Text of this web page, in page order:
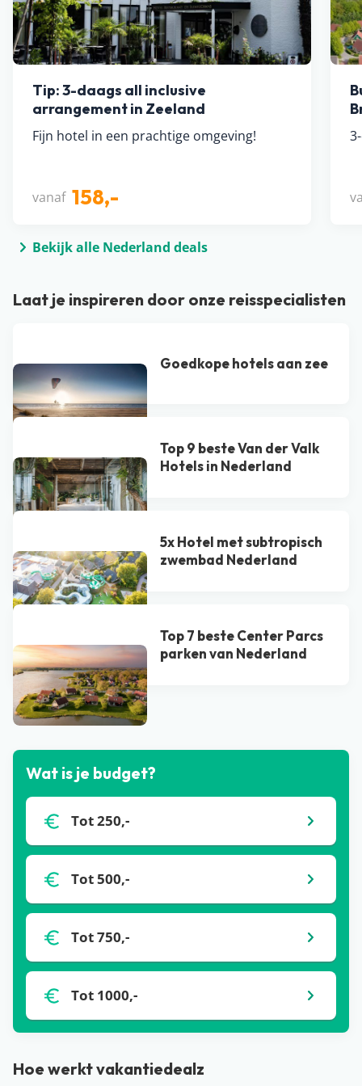
Tip: 3-daags all inclusive
arrangement in Zeeland
Fijn hotel in een prachtige omgeving!
vanaf 158,-
Bekijk alle Nederland deals
Laat je inspireren door onze reisspecialisten
Goedkope hotels aan zee
Top 9 beste Van der Valk
Hotel​s in Nederland
5x Hotel met subtropisch
zwembad Nederland
Top 7 beste Center Parcs
parken van Nederland
Bekijk alle blogs
Wat is je budget?
Tot 250,-
Tot 500,-
Tot 750,-
Tot 1000,-
Hoe werkt vakantiedealz